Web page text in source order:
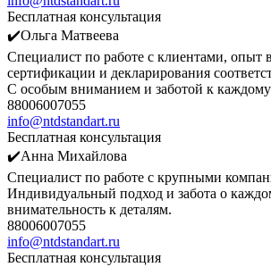
Бесплатная консультация
✔️Ольга Матвеева
Специалист по работе с клиентами, опыт
сертификации и декларирования
С особым вниманием и заботой к каждому
88006007055
info@ntdstandart.ru
Бесплатная консультация
✔️Анна Михайлова
Специалист по работе с крупными
Индивидуальный подход и забота о
внимательность к деталям.
88006007055
info@ntdstandart.ru
Бесплатная консультация